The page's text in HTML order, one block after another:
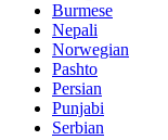
Burmese
Nepali
Norwegian
Pashto
Persian
Punjabi
Serbian